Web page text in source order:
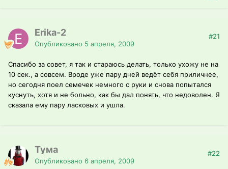
Erika-2
Опубликовано 5 апреля, 2009
#21
Спасибо за совет, я так и стараюсь делать, только ухожу не на
10 сек., а совсем. Вроде уже пару дней ведёт себя приличнее,
но сегодня поел семечек немного с руки и снова попытался
куснуть, хотя и не больно, как бы дал понять, что недоволен. Я
сказала ему пару ласковых и ушла.
Тума
Опубликовано 6 апреля, 2009
#22